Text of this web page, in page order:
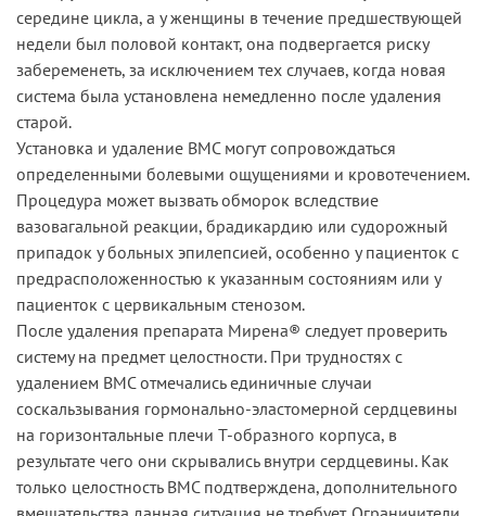
середине цикла, а у женщины в течение предшествующей
недели был половой контакт, она подвергается риску
забеременеть, за исключением тех случаев, когда новая
система была установлена немедленно после удаления
старой.
Установка и удаление ВМС могут сопровождаться
определенными болевыми ощущениями и кровотечением.
Процедура может вызвать обморок вследствие
вазовагальной реакции, брадикардию или судорожный
припадок у больных эпилепсией, особенно у пациенток с
предрасположенностью к указанным состояниям или у
пациенток с цервикальным стенозом.
После удаления препарата Мирена® следует проверить
систему на предмет целостности. При трудностях с
удалением ВМС отмечались единичные случаи
соскальзывания гормонально-эластомерной сердцевины
на горизонтальные плечи Т-образного корпуса, в
результате чего они скрывались внутри сердцевины. Как
только целостность ВМС подтверждена, дополнительного